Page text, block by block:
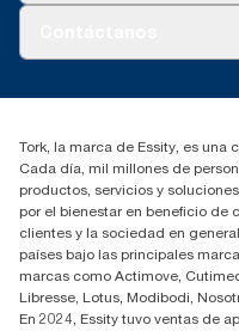
91 657 84 00
Tork, la marca de Essity, es
Cada día, mil millones de
productos, servicios y
por el bienestar en beneficio de
clientes y la sociedad en
países bajo las principales
marcas como Actimove,
Libresse, Lotus, Modibodi,
En 2024, Essity tuvo ventas de